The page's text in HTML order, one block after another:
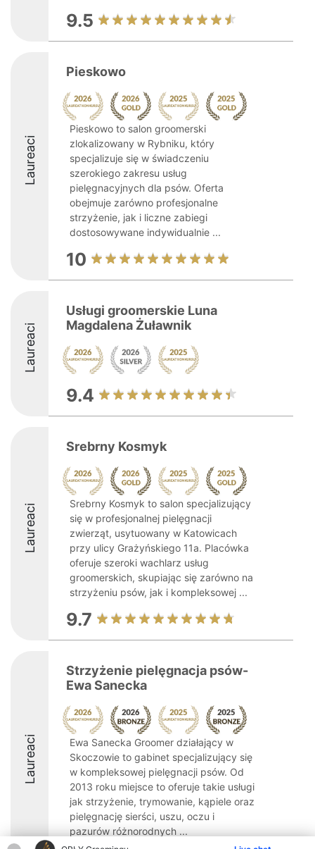
9.5
Laureaci
Pieskowo
Pieskowo to salon groomerski
zlokalizowany w Rybniku, który
specjalizuje się w świadczeniu
szerokiego zakresu usług
pielęgnacyjnych dla psów. Oferta
obejmuje zarówno profesjonalne
strzyżenie, jak i liczne zabiegi
dostosowywane indywidualnie ...
10
Laureaci
Usługi groomerskie Luna
Magdalena Żuławnik
9.4
Laureaci
Srebrny Kosmyk
Srebrny Kosmyk to salon specjalizujący
się w profesjonalnej pielęgnacji
zwierząt, usytuowany w Katowicach
przy ulicy Grażyńskiego 11a. Placówka
oferuje szeroki wachlarz usług
groomerskich, skupiając się zarówno na
strzyżeniu psów, jak i kompleksowej ...
9.7
Laureaci
Strzyżenie pielęgnacja psów-
Ewa Sanecka
Ewa Sanecka Groomer działający w
Skoczowie to gabinet specjalizujący się
w kompleksowej pielęgnacji psów. Od
2013 roku miejsce to oferuje takie usługi
jak strzyżenie, trymowanie, kąpiele oraz
pielęgnację sierści, uszu, oczu i
pazurów różnorodnych ...